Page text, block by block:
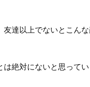
達以上でないとこんな
絶対にないと思って